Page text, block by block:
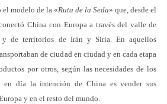
modelo de la «Ruta de la Seda» que, desde el
China con Europa a través del valle de
y de territorios de Irán y Siria. En aquellos
de ciudad en ciudad y en cada etapa
por otros, según las necesidades de los
en día la intención de China es vender sus
y en el resto del mundo.